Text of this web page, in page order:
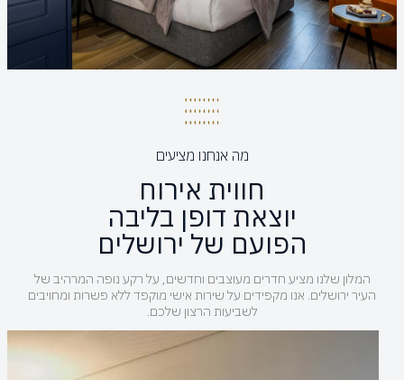
מה אנחנו מציעים
חווית אירוח
יוצאת דופן בליבה
הפועם של ירושלים
המלון שלנו מציע חדרים מעוצבים וחדשים, על רקע נופה המרהיב של
העיר ירושלים. אנו מקפידים על שירות אישי מוקפד ללא פשרות ומחויבים
לשביעות הרצון שלכם.